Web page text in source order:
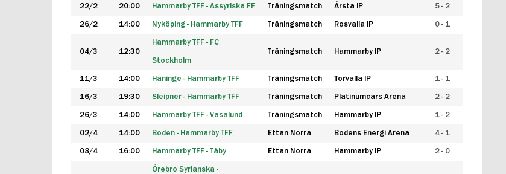
22/2 20:00 Hammarby TFF - Assyriska FF Träningsmatch Årsta IP 5 - 2
26/2 14:00 Nyköping - Hammarby TFF Träningsmatch Rosvalla IP 0 - 1
04/3 12:30
Hammarby TFF - FC
Stockholm
Träningsmatch Hammarby IP 2 - 2
11/3 14:00 Haninge - Hammarby TFF Träningsmatch Torvalla IP 1 - 1
16/3 19:30 Sleipner - Hammarby TFF Träningsmatch Platinumcars Arena 2 - 2
26/3 14:00 Hammarby TFF - Vasalund Träningsmatch Hammarby IP 1 - 2
02/4 14:00 Boden - Hammarby TFF Ettan Norra Bodens Energi Arena 4 - 1
08/4 16:00 Hammarby TFF - Täby Ettan Norra Hammarby IP 2 - 0
Örebro Syrianska -